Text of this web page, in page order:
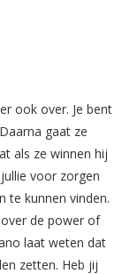
ook over. Je bent
gaat ze
als ze winnen hij
voor zorgen
te kunnen vinden.
de power of
laat weten dat
zetten. Heb jij